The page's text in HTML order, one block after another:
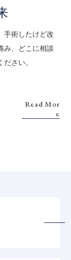
手術したけど改
み、どこに相談
さい。
Read Mor
e